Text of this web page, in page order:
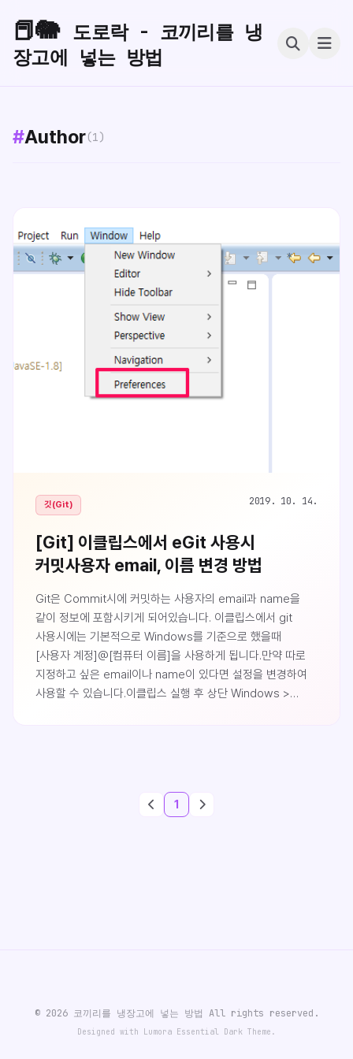
📕🐘 도로락 - 코끼리를 냉
장고에 넣는 방법
#Author(1)
깃(Git) 2019. 10. 14.
[Git] 이클립스에서 eGit 사용시
커밋사용자 email, 이름 변경 방법
Git은 Commit시에 커밋하는 사용자의 email과 name을
같이 정보에 포함시키게 되어있습니다. 이클립스에서 git
사용시에는 기본적으로 Windows를 기준으로 했을때
[사용자 계정]@[컴퓨터 이름]을 사용하게 됩니다.만약 따로
지정하고 싶은 email이나 name이 있다면 설정을 변경하여
사용할 수 있습니다.이클립스 실행 후 상단 Windows >
1
© 2026 코끼리를 냉장고에 넣는 방법 All rights reserved.
Designed with Lumora Essential Dark Theme.